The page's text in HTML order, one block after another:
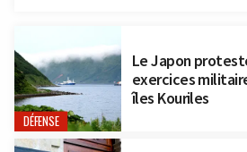
DÉFENSE
Le Japon
exercices
îles Kouriles